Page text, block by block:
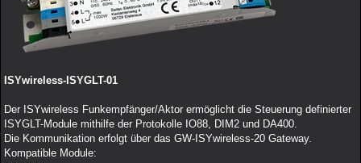
ISYwireless-ISYGLT-01
Der ISYwireless Funkempfänger/Aktor ermöglicht die Steuerung definierter
ISYGLT-Module mithilfe der Protokolle IO88, DIM2 und DA400.
Die Kommunikation erfolgt über das GW-ISYwireless-20 Gateway.
Kompatible Module: